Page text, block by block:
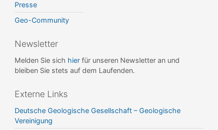
Presse
Geo-Community
Newsletter
Melden Sie sich hier für unseren Newsletter an und
bleiben Sie stets auf dem Laufenden.
Externe Links
Deutsche Geologische Gesellschaft – Geologische
Vereinigung